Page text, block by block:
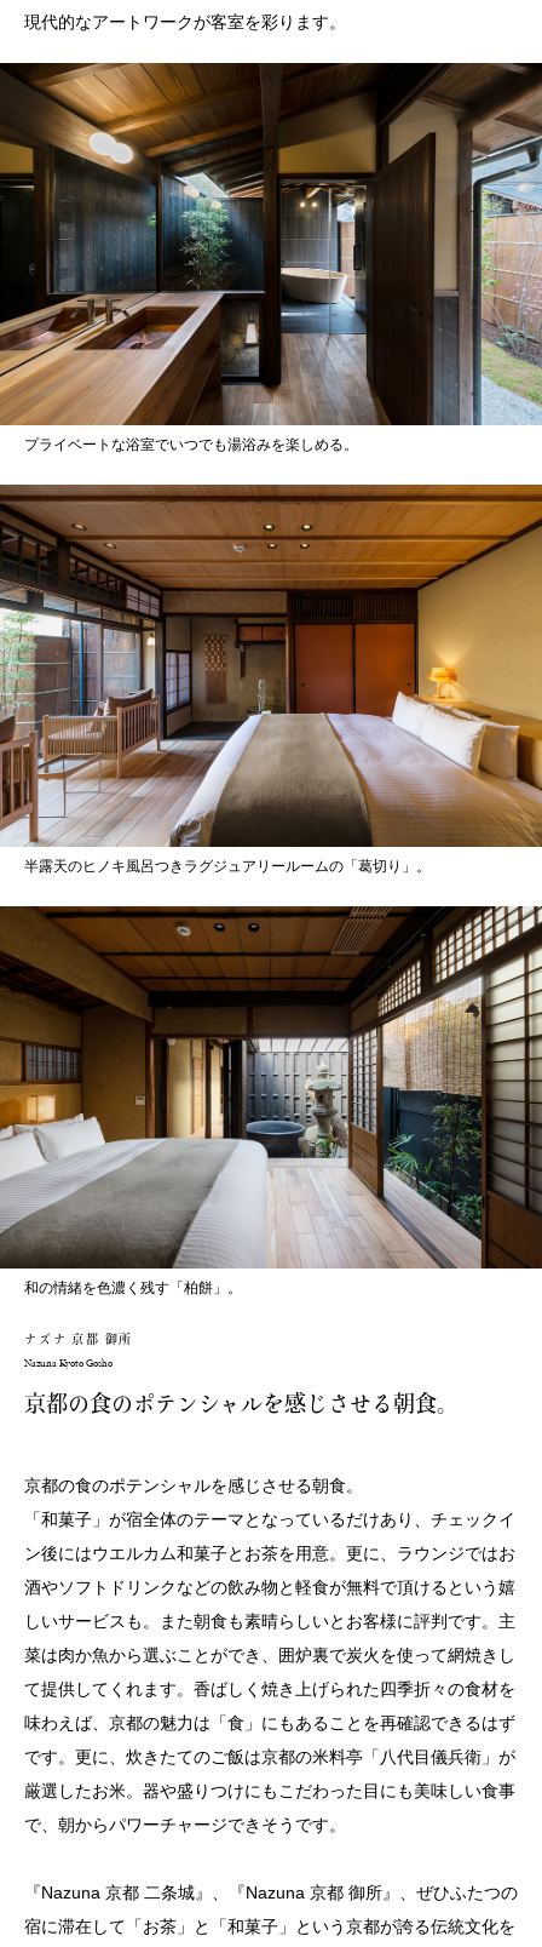
現代的なアートワークが客室を彩ります。
プライベートな浴室でいつでも湯浴みを楽しめる。
半露天のヒノキ風呂つきラグジュアリールームの「葛切り」。
和の情緒を色濃く残す「柏餅」。
ナズナ 京都 御所
Nazuna Kyoto Gosho
京都の食のポテンシャルを感じさせる朝食。
京都の食のポテンシャルを感じさせる朝食。
「和菓子」が宿全体のテーマとなっているだけあり、チェックイ
ン後にはウエルカム和菓子とお茶を用意。更に、ラウンジではお
酒やソフトドリンクなどの飲み物と軽食が無料で頂けるという嬉
しいサービスも。また朝食も素晴らしいとお客様に評判です。主
菜は肉か魚から選ぶことができ、囲炉裏で炭火を使って網焼きし
て提供してくれます。香ばしく焼き上げられた四季折々の食材を
味わえば、京都の魅力は「食」にもあることを再確認できるはず
です。更に、炊きたてのご飯は京都の米料亭「八代目儀兵衛」が
厳選したお米。器や盛りつけにもこだわった目にも美味しい食事
で、朝からパワーチャージできそうです。
『Nazuna 京都 二条城』、『Nazuna 京都 御所』、ぜひふたつの
宿に滞在して「お茶」と「和菓子」という京都が誇る伝統文化を